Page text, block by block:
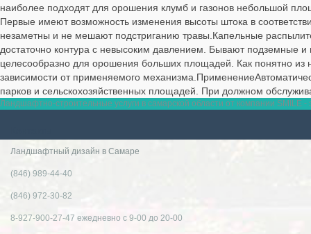
наиболее подходят для орошения клумб и газонов небольшой
Первые имеют возможность изменения высоты штока в
незаметны и не мешают подстриганию травы.Капельные
достаточно контура с невысоким давлением. Бывают подземные
целесообразно для орошения больших площадей. Как понятно из
зависимости от применяемого
парков и сельскохозяйственных площадей. При должном
Ландшафтно-строительные услуги в самарской области от компании SMILE -
Ландшафтный дизайн в Самаре
(846) 989-44-40
(846) 972-30-82
8-927-900-27-47 ежедневно с 9-00 до 20-00